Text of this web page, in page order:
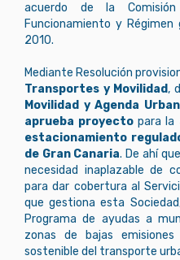
acuerdo de la
Funcionamiento y
2010.
Mediante Resolución
Transportes y Movilidad,
Movilidad y Agenda
aprueba proyecto para la
estacionamiento
de Gran Canaria. De ahí
necesidad inaplazable de
para dar cobertura al
que gestiona esta
Programa de ayudas a
zonas de bajas
sostenible del transporte